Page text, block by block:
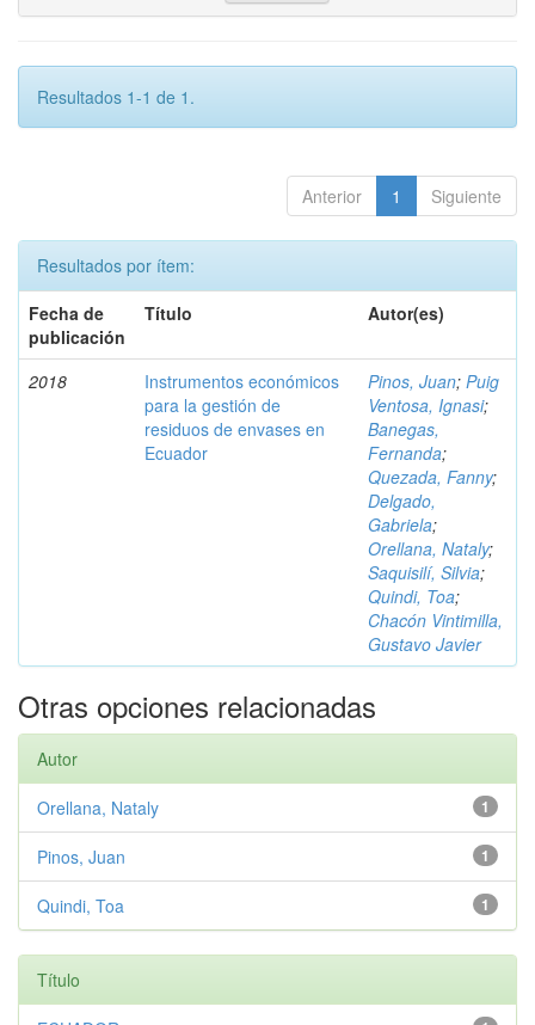
Resultados 1-1 de 1.
Anterior 1 Siguiente
Resultados por ítem:
Fecha de
publicación
Título Autor(es)
2018
Instrumentos económicos
para la gestión de
residuos de envases en
Ecuador
Pinos, Juan; Puig
Ventosa, Ignasi;
Banegas,
Fernanda;
Quezada, Fanny;
Delgado,
Gabriela;
Orellana, Nataly;
Saquisilí, Silvia;
Quindi, Toa;
Chacón Vintimilla,
Gustavo Javier
Otras opciones relacionadas
Autor
1
Orellana, Nataly
1
Pinos, Juan
1
Quindi, Toa
Título